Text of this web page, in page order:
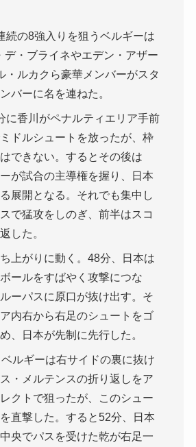
続の8強入りを狙うベルギーは
デ・ブライネやエデン・アザー
・ルカクら豪華メンバーがスタ
バーに名を連ねた。
に香川がペナルティエリア手前
ドルシュートを放ったが、枠
できない。するとその後は
が試合の主導権を握り、日本
展開となる。それでも集中し
で猛攻をしのぎ、前半はスコ
した。
上がりに動く。48分、日本は
ールをすばやく攻撃につな
ーパスに原口が抜け出す。そ
内右から右足のシュートをゴ
、日本が先制に先行した。
ルギーは右サイドの裏に抜け
・メルテンスの折り返しをア
クトで狙ったが、このシュー
直撃した。すると52分、日本
央でパスを受けた乾が右足一